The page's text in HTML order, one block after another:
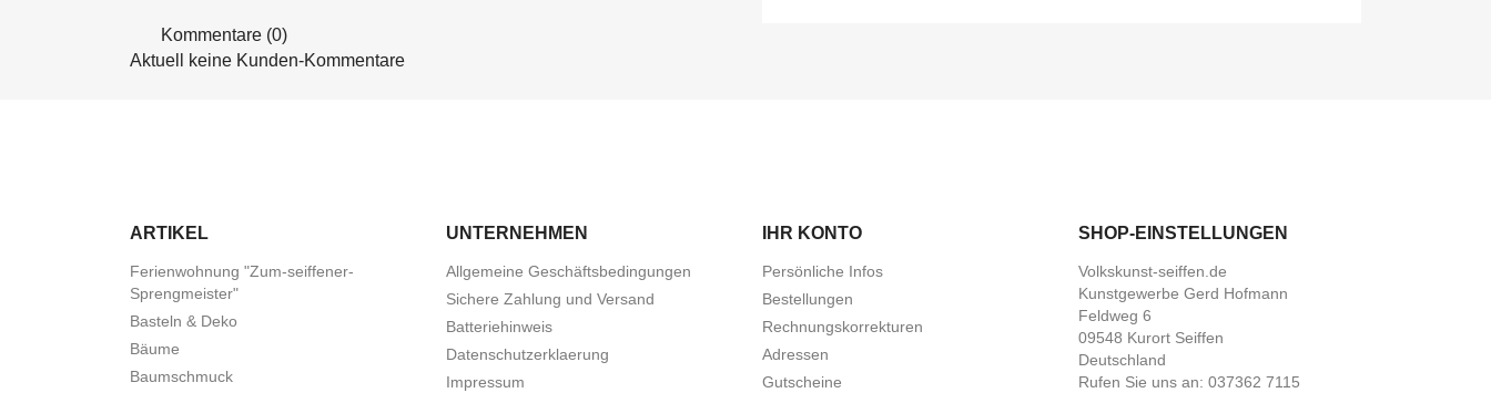
Kommentare (0)
Aktuell keine Kunden-Kommentare
ARTIKEL
Ferienwohnung "Zum-seiffener-
Sprengmeister"
Basteln & Deko
Bäume
Baumschmuck
UNTERNEHMEN
Allgemeine Geschäftsbedingungen
Sichere Zahlung und Versand
Batteriehinweis
Datenschutzerklaerung
Impressum
IHR KONTO
Persönliche Infos
Bestellungen
Rechnungskorrekturen
Adressen
Gutscheine
SHOP-EINSTELLUNGEN
Volkskunst-seiffen.de
Kunstgewerbe Gerd Hofmann
Feldweg 6
09548 Kurort Seiffen
Deutschland
Rufen Sie uns an: 037362 7115